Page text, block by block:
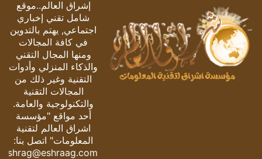
إشراق العالم..موقع
شامل تقني إخباري
اجتماعي, يهتم بالتدوين
في كافة المجالات
ومنها المجال التقني
والذكاء المنزلي وأدوات
التقنية وغير ذلك من
المجالات التقنية
والتكنولوجية والعامة.
أحد مواقع "مؤسسة
اشراق العالم لتقنية
المعلومات" اتصل بنا:
eshrag@eshraag.com